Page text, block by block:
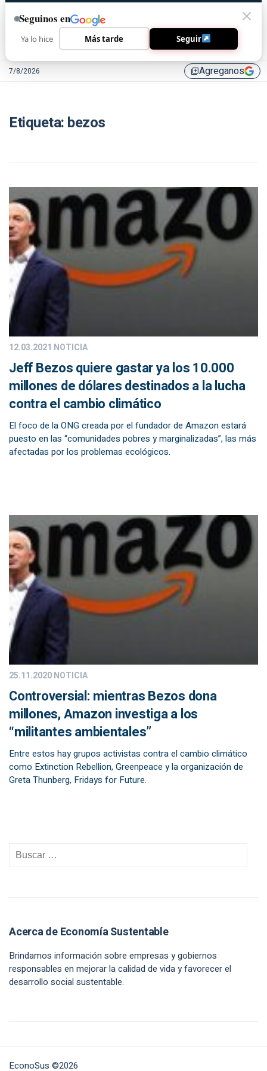
7/8/2026 library_addAgreganos
Etiqueta: bezos
12.03.2021 NOTICIA
Jeff Bezos quiere gastar ya los 10.000
millones de dólares destinados a la lucha
contra el cambio climático
El foco de la ONG creada por el fundador de Amazon estará
puesto en las “comunidades pobres y marginalizadas”, las más
afectadas por los problemas ecológicos.
25.11.2020NOTICIA
Controversial: mientras Bezos dona
millones, Amazon investiga a los
“militantes ambientales”
Entre estos hay grupos activistas contra el cambio climático
como Extinction Rebellion, Greenpeace y la organización de
Greta Thunberg, Fridays for Future.
Acerca de Economía Sustentable
Brindamos información sobre empresas y gobiernos
responsables en mejorar la calidad de vida y favorecer el
desarrollo social sustentable.
EconoSus ©2026
Seguinos en
Ya lo hice Más tarde Seguir